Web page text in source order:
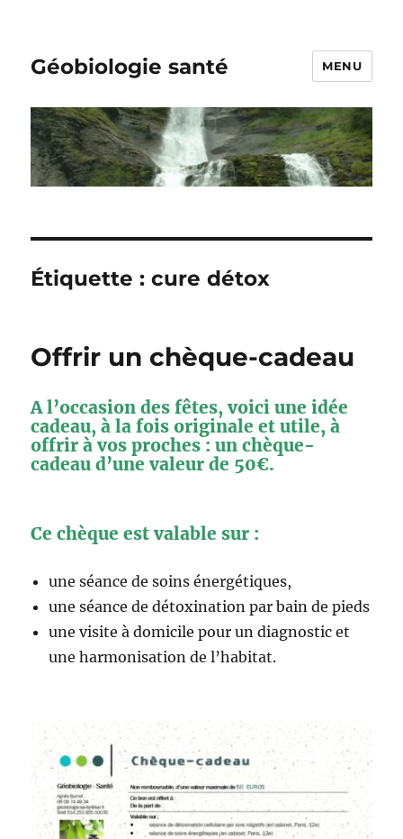
Géobiologie santé MENU
Étiquette :cure détox
Offrir un chèque-cadeau
A l’occasion des fêtes, voici une idée
cadeau, à la fois originale et utile, à
offrir à vos proches : un chèque-
cadeau d’une valeur de 50€.
Ce chèque est valable sur :
une séance de soins énergétiques,
une séance de détoxination par bain de pieds
une visite à domicile pour un diagnostic et
une harmonisation de l’habitat.